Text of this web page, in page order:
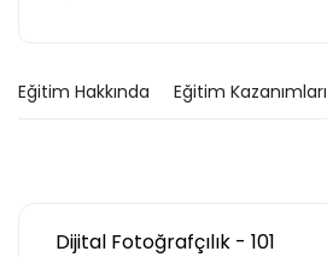
Eğitim Hakkında Eğitim Kazanımları
Dijital Fotoğrafçılık - 101